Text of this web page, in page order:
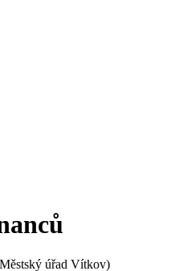
úřad Vítkov)